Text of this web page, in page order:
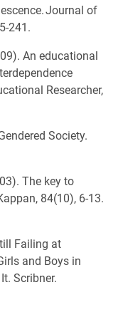
Journal of
241.
An educational
Researcher,
Society.
The key to
84(10), 6-13.
Failing at
and Boys in
Scribner.